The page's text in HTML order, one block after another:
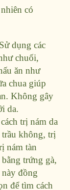
có
Sử dụng các
chuối,
ăn như
chua giúp
Không gây
da.
trị nám da
trầu không, trị
nám tàn
trứng gà,
đồng
để tìm cách